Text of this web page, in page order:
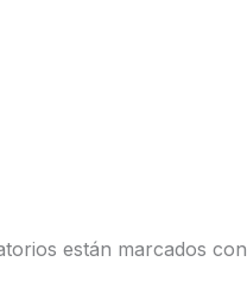
están marcados con